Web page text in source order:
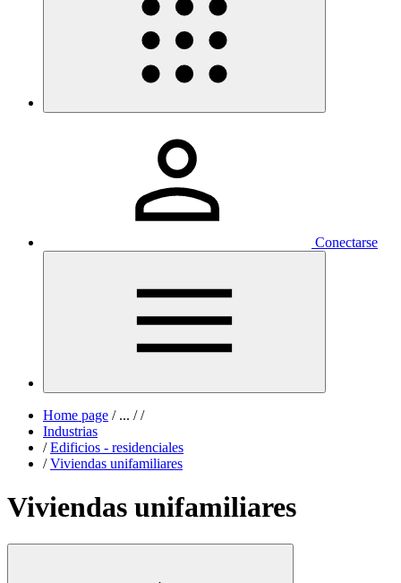
Conectarse
Home page /... / /
Industrias
/ Edificios - residenciales
/ Viviendas unifamiliares
Viviendas unifamiliares